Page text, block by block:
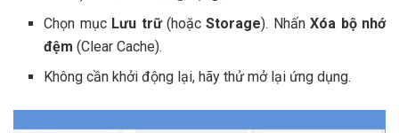
Chọn mục Lưu trữ(hoặcStorage). NhấnXóa bộ nhớ
đệm (Clear Cache).
Không cần khởi động lại, hãy thử mở lại ứng dụng.